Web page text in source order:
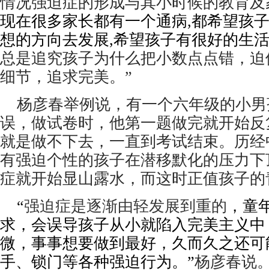
现在很多家长都有一个通病,都希望孩
想的方向去发展,希望孩子有很好的生
总是追究孩子为什么把小数点点错，
细节，追求完美。”
杨彦春举例说，有一个六年级的小
误，做试卷时，他第一题做完就开始
就是做不下去，一直到考试结束。历
有强迫个性的孩子在潜移默化的压力
症就开始显山露水，而这时正值孩子
“强迫症是逐渐由轻发展到重的 ，童
求，会误导孩子从小就陷入完美主义
微，事事想要做到最好，久而久之还
手、锁门等各种强迫行为。”杨彦春说